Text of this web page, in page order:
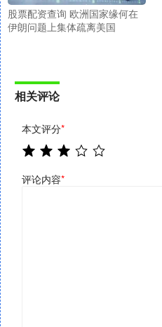
股票配资查询 欧洲国家缘何在
伊朗问题上集体疏离美国
相关评论
本文评分*
评论内容*